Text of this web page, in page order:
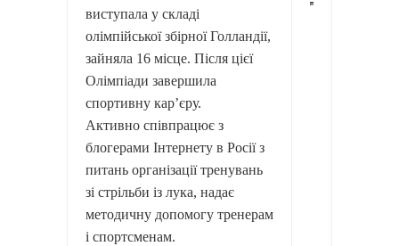
виступала у складі
олімпійської збірної Голландії,
зайняла 16 місце. Після цієї
Олімпіади завершила
спортивну кар’єру.
Активно співпрацює з
блогерами Інтернету в Росії з
питань організації тренувань
зі стрільби із лука, надає
методичну допомогу тренерам
і спортсменам.